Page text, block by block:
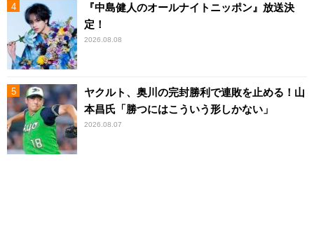
『中島健人のオールナイトニッポン』放送決
定！
2026.08.08
ヤクルト、奥川の完封勝利で連敗を止める！山
本昌氏「勝つにはこういう形しかない」
2026.08.07